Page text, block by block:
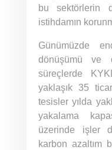
bu sektörlerin
istihdamın
Günümüzde
dönüşümü ve
süreçlerde
yaklaşık 35
tesisler yılda
yakalama
üzerinde işler
karbon azaltım